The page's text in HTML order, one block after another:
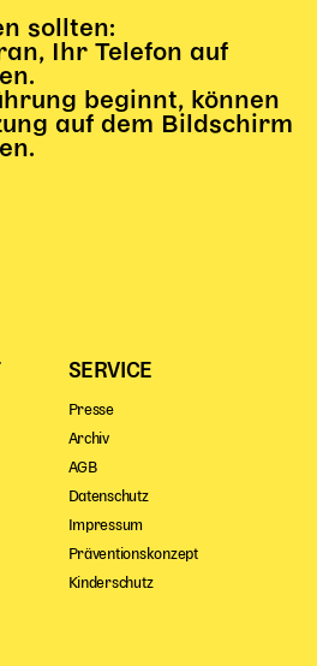
Institutionen
26
sollten:
Ihr Telefon auf
beginnt, können
auf dem Bildschirm
SERVICE
Presse
Archiv
AGB
Datenschutz
Impressum
Präventionskonzept
Kinderschutz